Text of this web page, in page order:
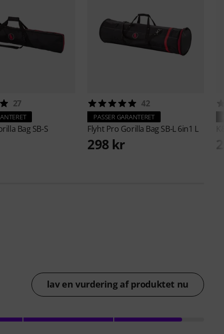
27
Bag SB-S
42
PASSER GARANTERET
Flyht Pro Gorilla Bag SB-L 6in1 L
298 kr
lav en vurdering af produktet nu